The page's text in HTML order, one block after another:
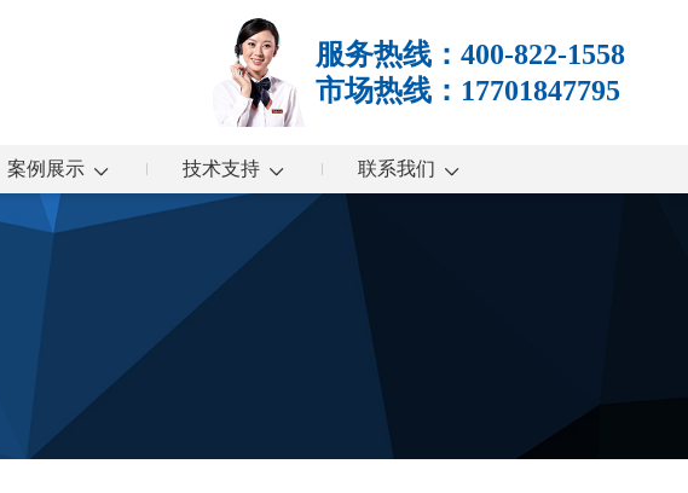
服务热线：400-822-1558
市场热线：17701847795
案例展示 技术支持 联系我们